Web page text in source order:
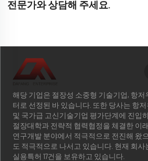
전문가와 상담해 주세요.
해당 기업은 절장성 소중형 기술기업, 항저
터로 선정된 바 있습니다. 또한 당사는 항
및 국가급 고신기술기업 평가단계에 진입하
절장대학과 전략적 협력협정을 체결한 이
연구개발 분야에서 적극적으로 전진해 왔
도 적극적으로 나서고 있습니다. 현재 회사
실용특허 17건을 보유하고 있습니다.